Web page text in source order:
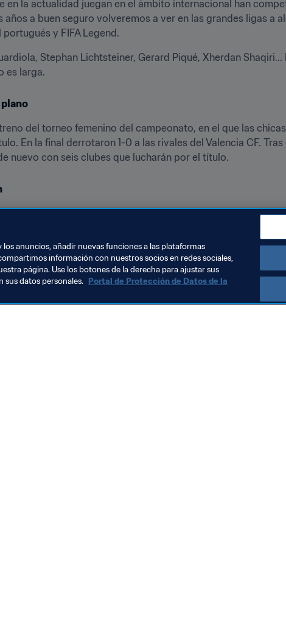
en la actualidad juegan en el ámbito internacional han
años a buen seguro volveremos a ver en las grandes ligas a
y FIFA Legend.
Stephan Lichtsteiner, Gerard Piqué, Xherdan
es larga.
del torneo femenino del campeonato, en el que las
En la final derrotaron 1-0 a las rivales del Valencia CF.
nuevo con seis clubes que lucharán por el título.
forman parte del fútbol, puesto que inspiran a los más
este año, además del torneo sub-19, se jugará igualmente un
retoños puedan conocer el ambiente internacional del
anuncios, añadir nuevas funciones a las plataformas
información con nuestros socios en redes sociales,
página. Use los botones de la derecha para ajustar sus
sus datos personales. Portal de Protección de Datos de la